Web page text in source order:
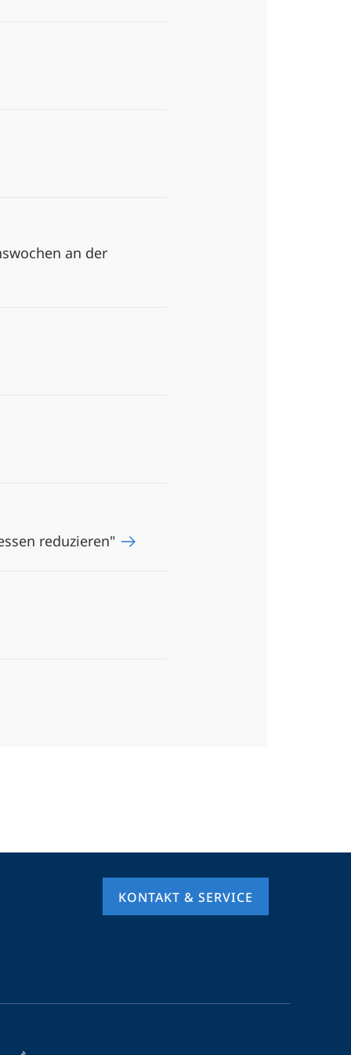
an der
reduzieren"
KONTAKT & SERVICE